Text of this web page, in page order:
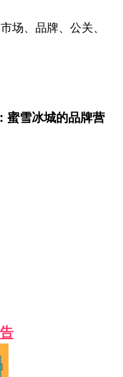
场、品牌、公关、
蜜雪冰城的品牌营